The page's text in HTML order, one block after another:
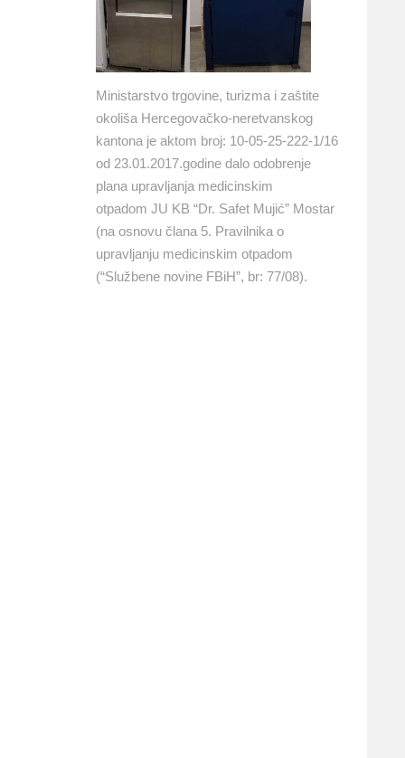
Ministarstvo trgovine, turizma i zaštite
okoliša Hercegovačko-neretvanskog
kantona je aktom broj: 10-05-25-222-1/16
od 23.01.2017.godine dalo odobrenje
plana upravljanja medicinskim
otpadom JU KB “Dr. Safet Mujić” Mostar
(na osnovu člana 5. Pravilnika o
upravljanju medicinskim otpadom
(“Službene novine FBiH”, br: 77/08).